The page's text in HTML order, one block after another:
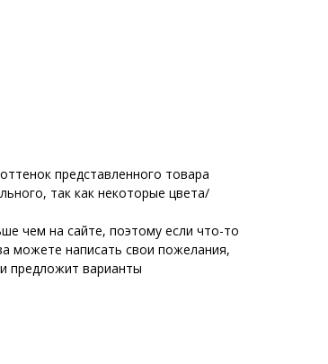
представленного товара
так как некоторые цвета/
чем на сайте, поэтому если что-то
можете написать свои пожелания,
предложит варианты